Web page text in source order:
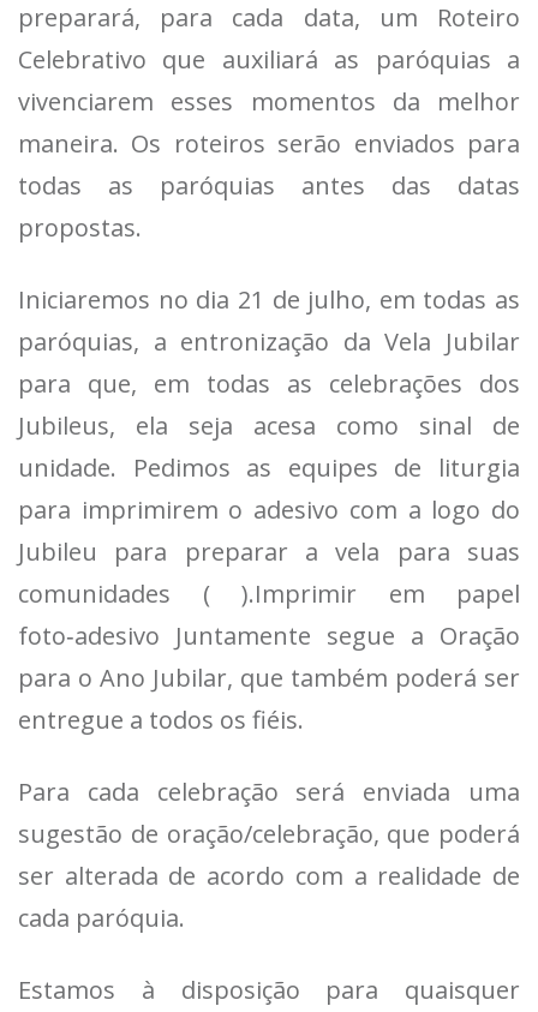
preparará, para cada data, um Roteiro
Celebrativo que auxiliará as paróquias a
vivenciarem esses momentos da melhor
maneira. Os roteiros serão enviados para
todas as paróquias antes das datas
propostas.
Iniciaremos no dia 21 de julho, em todas as
paróquias, a entronização da Vela Jubilar
para que, em todas as celebrações dos
Jubileus, ela seja acesa como sinal de
unidade. Pedimos as equipes de liturgia
para imprimirem o adesivo com a logo do
Jubileu para preparar a vela para suas
comunidades ( ).Imprimir em papel
foto‑adesivo Juntamente segue a Oração
para o Ano Jubilar, que também poderá ser
entregue a todos os fiéis.
Para cada celebração será enviada uma
sugestão de oração/celebração, que poderá
ser alterada de acordo com a realidade de
cada paróquia.
Estamos à disposição para quaisquer